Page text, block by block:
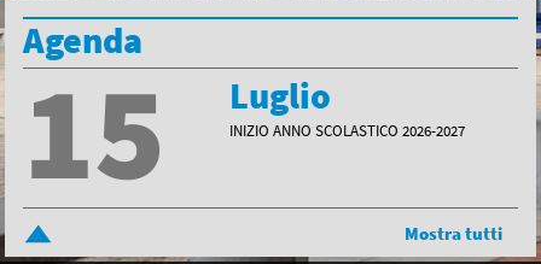
Agenda
15 Luglio
INIZIO ANNO SCOLASTICO 2026-2027
Mostra tutti